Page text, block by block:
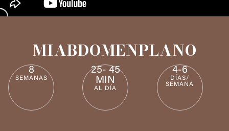
MIABDOMENPLANO
8
SEMANAS
25- 45
MIN
AL DÍA
4-6
DÍAS/
SEMANA